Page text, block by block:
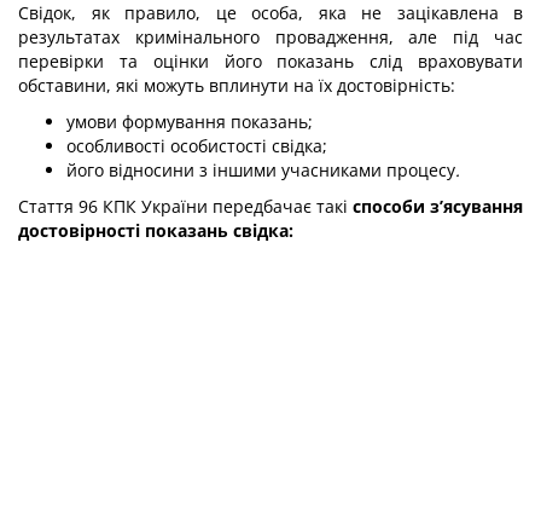
Свідок, як правило, це особа, яка не зацікавлена в
результатах кримінального провадження, але під час
перевірки та оцінки його показань слід враховувати
обставини, які можуть вплинути на їх достовірність:
умови формування показань;
особливості особистості свідка;
його відносини з іншими учасниками процесу.
Стаття 96 КПК України передбачає такі способи з’ясування
достовірності показань свідка: